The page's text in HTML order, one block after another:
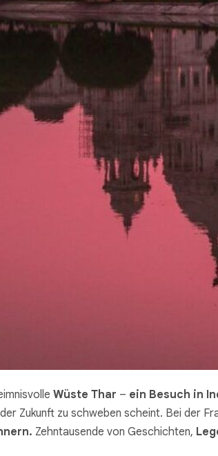
Wüste Thar – ein Besuch in
Zukunft zu schweben scheint. Bei der
Zehntausende von Geschichten,